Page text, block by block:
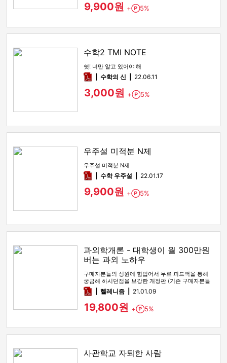
9,900원 + Point
5%
수학2 TMI NOTE
쉿! 너만 알고 있어야 해
pdf수학의 신 22.06.11
3,000원 + Point
5%
우주설 미적분 N제
우주설 미적분 N제
pdf수학 우주설 22.01.17
9,900원 + Point
5%
과외학개론 - 대학생이 월 300만원
버는 과외 노하우
구매자분들의 성원에 힘입어서 무료 피드백을 통해
궁금해 하시던점을 보강한 개정판 (기존 구매자분들
은 연락이나 댓글 남겨주시…
pdf헬레니즘 21.01.09
19,800원 + Point
5%
사관학교 자퇴한 사람